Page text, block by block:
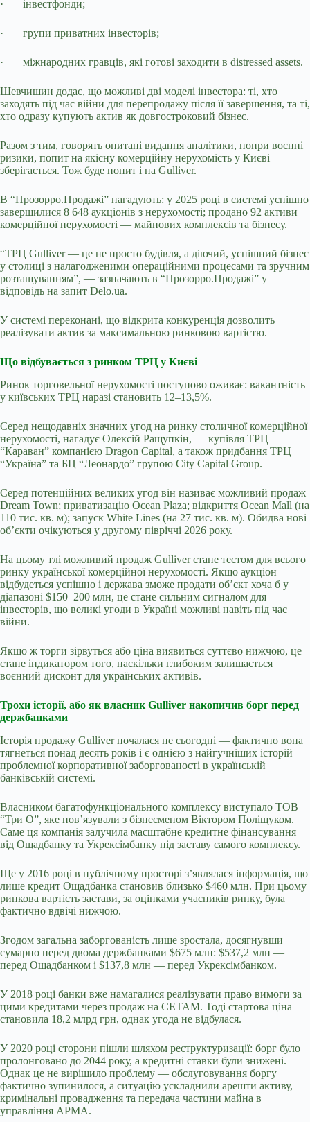
· інвестфонди;
· групи приватних інвесторів;
· міжнародних гравців, які готові заходити в distressed assets.
Шевчишин додає, що можливі дві моделі інвестора: ті, хто
заходять під час війни для перепродажу після її завершення, та ті,
хто одразу купують актив як довгостроковий бізнес.
Разом з тим, говорять опитані видання аналітики, попри воєнні
ризики, попит на якісну комерційну нерухомість у Києві
зберігається. Тож буде попит і на Gulliver.
В “Прозорро.Продажі” нагадують: у 2025 році в системі успішно
завершилися 8 648 аукціонів з нерухомості; продано 92 активи
комерційної нерухомості — майнових комплексів та бізнесу.
“ТРЦ Gulliver — це не просто будівля, а діючий, успішний бізнес
у столиці з налагодженими операційними процесами та зручним
розташуванням”, — зазначають в “Прозорро.Продажі” у
відповідь на запит Delo.ua.
У системі переконані, що відкрита конкуренція дозволить
реалізувати актив за максимальною ринковою вартістю.
Що відбувається з ринком ТРЦ у Києві
Ринок торговельної нерухомості поступово оживає: вакантність
у київських ТРЦ наразі становить 12–13,5%.
Серед нещодавніх значних угод на ринку столичної комерційної
нерухомості, нагадує Олексій Ращупкін, — купівля ТРЦ
“Караван” компанією Dragon Capital, а також придбання ТРЦ
“Україна” та БЦ “Леонардо” групою City Capital Group.
Серед потенційних великих угод він називає можливий продаж
Dream Town; приватизацію Ocean Plaza; відкриття Ocean Mall (на
110 тис. кв. м); запуск White Lines (на 27 тис. кв. м). Обидва нові
об’єкти очікуються у другому півріччі 2026 року.
На цьому тлі можливий продаж Gulliver стане тестом для всього
ринку української комерційної нерухомості. Якщо аукціон
відбудеться успішно і держава зможе продати об’єкт хоча б у
діапазоні $150–200 млн, це стане сильним сигналом для
інвесторів, що великі угоди в Україні можливі навіть під час
війни.
Якщо ж торги зірвуться або ціна виявиться суттєво нижчою, це
стане індикатором того, наскільки глибоким залишається
воєнний дисконт для українських активів.
Трохи історії, або як власник Gulliver накопичив борг перед
держбанками
Історія продажу Gulliver почалася не сьогодні — фактично вона
тягнеться понад десять років і є однією з найгучніших історій
проблемної корпоративної заборгованості в українській
банківській системі.
Власником багатофункціонального комплексу виступало ТОВ
“Три О”, яке пов’язували з бізнесменом Віктором Поліщуком.
Саме ця компанія залучила масштабне кредитне фінансування
від Ощадбанку та Укрексімбанку під заставу самого комплексу.
Ще у 2016 році в публічному просторі з’являлася інформація, що
лише кредит Ощадбанка становив близько $460 млн. При цьому
ринкова вартість застави, за оцінками учасників ринку, була
фактично вдвічі нижчою.
Згодом загальна заборгованість лише зростала, досягнувши
сумарно перед двома держбанками $675 млн: $537,2 млн —
перед Ощадбанком і $137,8 млн — перед Укрексімбанком.
У 2018 році банки вже намагалися реалізувати право вимоги за
цими кредитами через продаж на СЕТАМ. Тоді стартова ціна
становила 18,2 млрд грн, однак угода не відбулася.
У 2020 році сторони пішли шляхом реструктуризації: борг було
пролонговано до 2044 року, а кредитні ставки були знижені.
Однак це не вирішило проблему — обслуговування боргу
фактично зупинилося, а ситуацію ускладнили арешти активу,
кримінальні провадження та передача частини майна в
управління АРМА.